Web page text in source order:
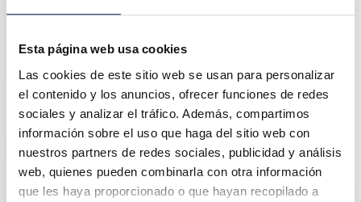
Esta página web usa cookies
Las cookies de este sitio web se usan para personalizar
el contenido y los anuncios, ofrecer funciones de redes
sociales y analizar el tráfico. Además, compartimos
información sobre el uso que haga del sitio web con
nuestros partners de redes sociales, publicidad y análisis
web, quienes pueden combinarla con otra información
que les haya proporcionado o que hayan recopilado a
Elevador De Estacionamento
3 500,00 € Preço
Elevador De 1 Coluna 2,5 Toneladas
10/EQT-S2.5T-220
2 622,00 €Preço